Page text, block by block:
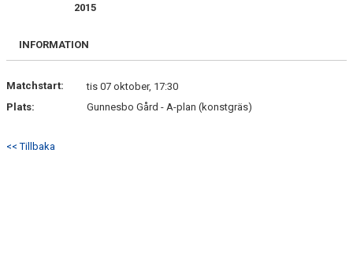
2015
INFORMATION
Matchstart:
tis 07 oktober, 17:30
Plats:
Gunnesbo Gård - A-plan (konstgräs)
<< Tillbaka